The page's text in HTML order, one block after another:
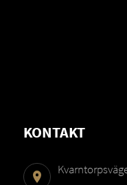
KONTAKT